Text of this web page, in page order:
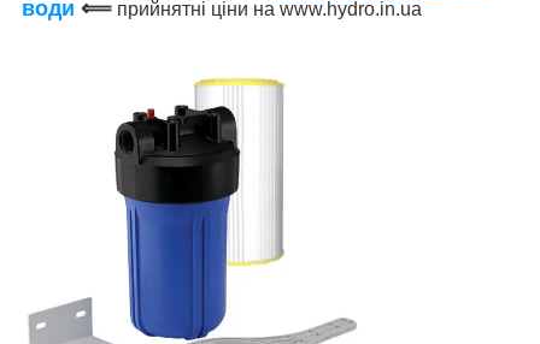
води ⟸ прийнятні ціни на www.hydro.in.ua